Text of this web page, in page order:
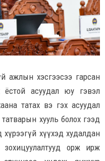
ажлын хэсгээсээ гарсан
асуудал юу гэвэл
татах вэ гэх асуудал
хууль болох гээд
хүрээгүй хүүхэд худалдан
орж ирж